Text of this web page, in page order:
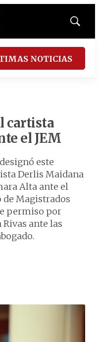
Mostrar
NOTICIAS
cartista
el JEM
este
Derlis Maidana
Alta ante el
Magistrados
permiso por
ante las